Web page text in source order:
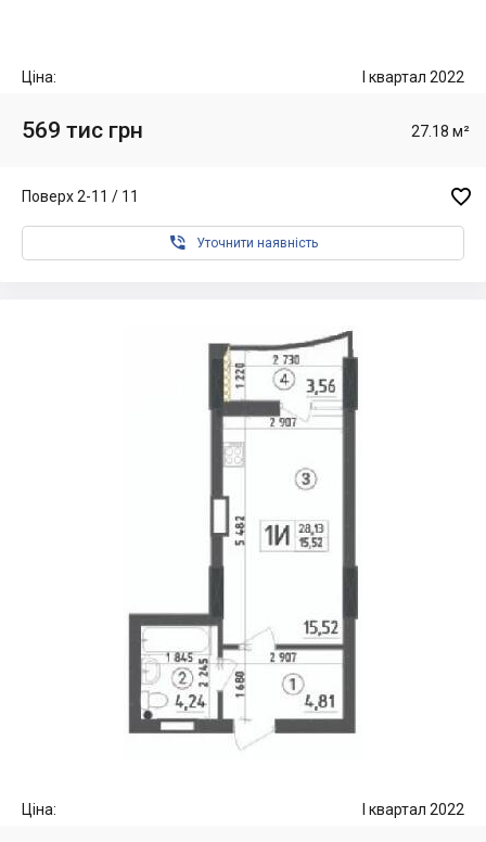
Ціна: I квартал 2022
569 тис грн 27.18 м²
Поверх 2-11 / 11 
 Уточнити наявність
Ціна: I квартал 2022